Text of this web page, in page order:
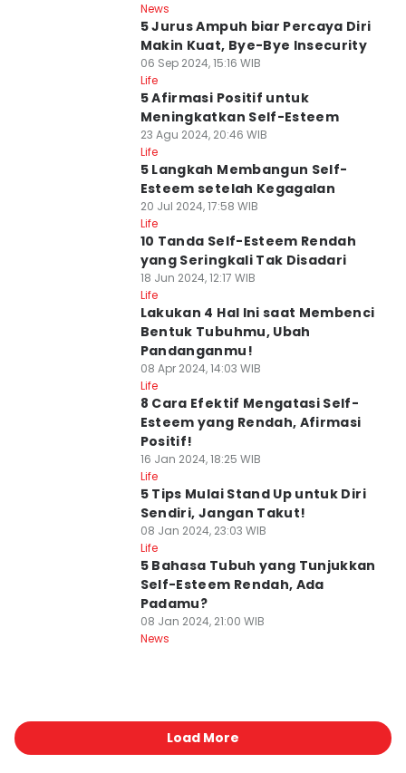
News
5 Jurus Ampuh biar Percaya Diri
Makin Kuat, Bye-Bye Insecurity
06 Sep 2024, 15:16 WIB
Life
5 Afirmasi Positif untuk
Meningkatkan Self-Esteem
23 Agu 2024, 20:46 WIB
Life
5 Langkah Membangun Self-
Esteem setelah Kegagalan
20 Jul 2024, 17:58 WIB
Life
10 Tanda Self-Esteem Rendah
yang Seringkali Tak Disadari
18 Jun 2024, 12:17 WIB
Life
Lakukan 4 Hal Ini saat Membenci
Bentuk Tubuhmu, Ubah
Pandanganmu!
08 Apr 2024, 14:03 WIB
Life
8 Cara Efektif Mengatasi Self-
Esteem yang Rendah, Afirmasi
Positif!
16 Jan 2024, 18:25 WIB
Life
5 Tips Mulai Stand Up untuk Diri
Sendiri, Jangan Takut!
08 Jan 2024, 23:03 WIB
Life
5 Bahasa Tubuh yang Tunjukkan
Self-Esteem Rendah, Ada
Padamu?
08 Jan 2024, 21:00 WIB
News
Load More